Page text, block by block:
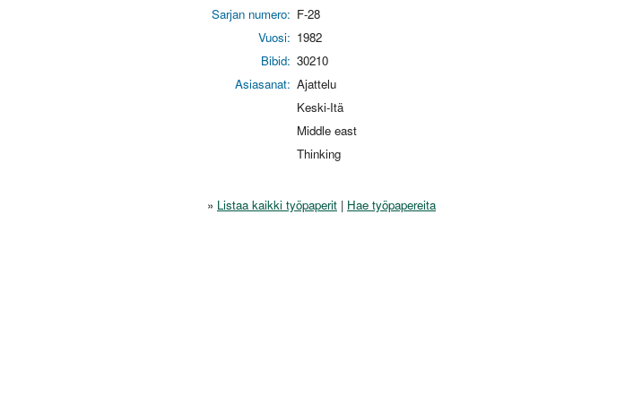
Sarjan numero: F-28
Vuosi: 1982
Bibid: 30210
Asiasanat: Ajattelu
Keski-Itä
Middle east
Thinking
» Listaa kaikki työpaperit | Hae työpapereita